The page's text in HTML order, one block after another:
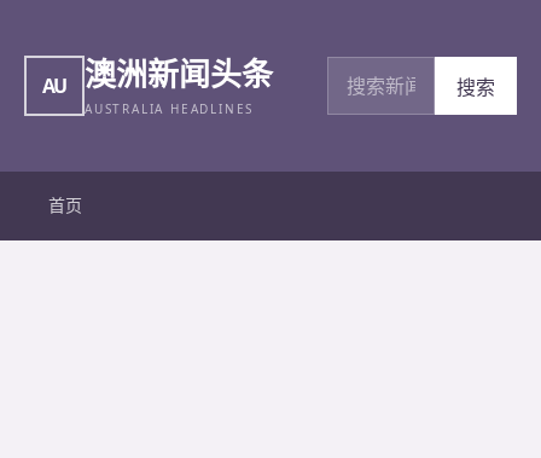
AU 澳洲新闻头条
AUSTRALIA HEADLINES
搜索新闻
搜索
首页